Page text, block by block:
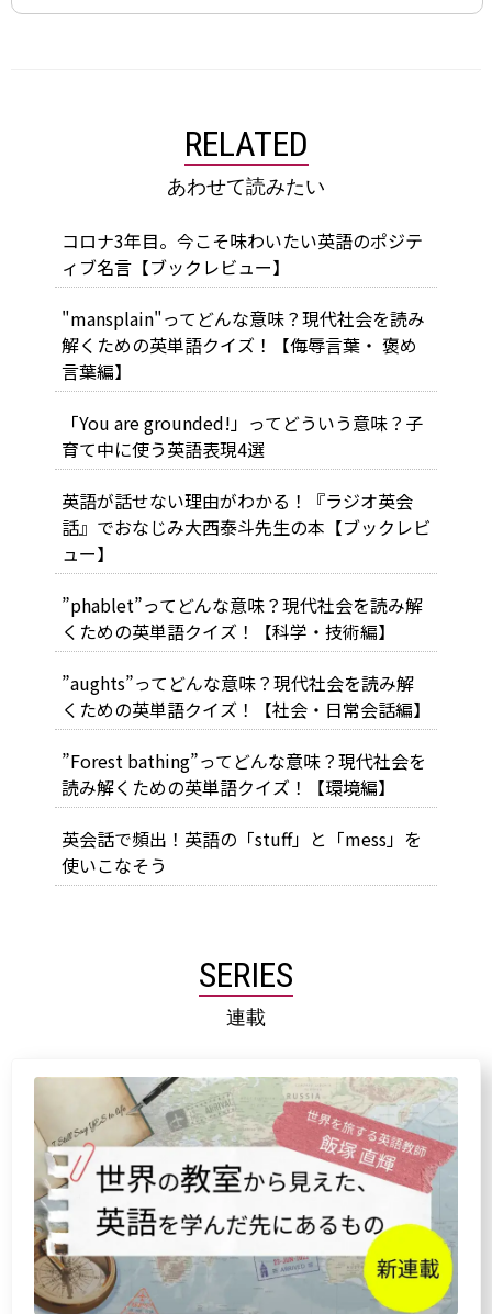
RELATED
あわせて読みたい
コロナ3年目。今こそ味わいたい英語のポジテ
ィブ名言【ブックレビュー】
"mansplain"ってどんな意味？現代社会を読み
解くための英単語クイズ！【侮辱言葉・ 褒め
言葉編】
「You are grounded!」ってどういう意味？子
育て中に使う英語表現4選
英語が話せない理由がわかる！『ラジオ英会
話』でおなじみ大西泰斗先生の本【ブックレビ
ュー】
”phablet”ってどんな意味？現代社会を読み解
くための英単語クイズ！【科学・技術編】
”aughts”ってどんな意味？現代社会を読み解
くための英単語クイズ！【社会・日常会話編】
”Forest bathing”ってどんな意味？現代社会を
読み解くための英単語クイズ！【環境編】
英会話で頻出！英語の「stuff」と「mess」を
使いこなそう
SERIES
連載